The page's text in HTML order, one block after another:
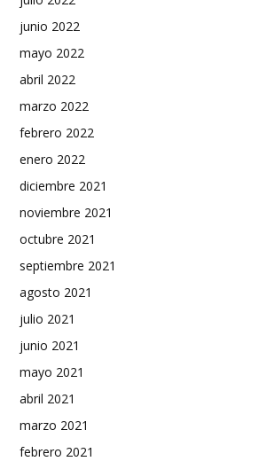
junio 2022
mayo 2022
abril 2022
marzo 2022
febrero 2022
enero 2022
diciembre 2021
noviembre 2021
octubre 2021
septiembre 2021
agosto 2021
julio 2021
junio 2021
mayo 2021
abril 2021
marzo 2021
febrero 2021